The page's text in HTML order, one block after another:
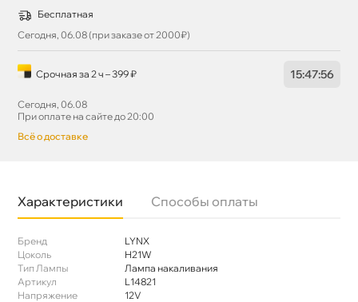
Бесплатная
Сегодня, 06.08 (при заказе от 2000₽)
Срочная за 2 ч – 399 ₽ 15:47:55
Сегодня, 06.08
При оплате на сайте до 20:00
сё о доставке
Характеристики Способы оплаты
Бренд
LYNX
Цоколь
H21W
Тип Лампы
Лампа накаливания
Артикул
L14821
Напряжение
12V